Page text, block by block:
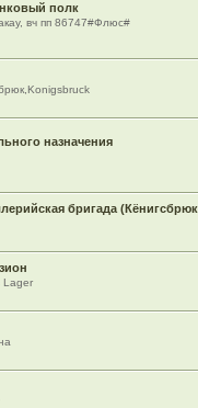
полк
вч пп 86747#Флюс#
назначения
бригада
Lager